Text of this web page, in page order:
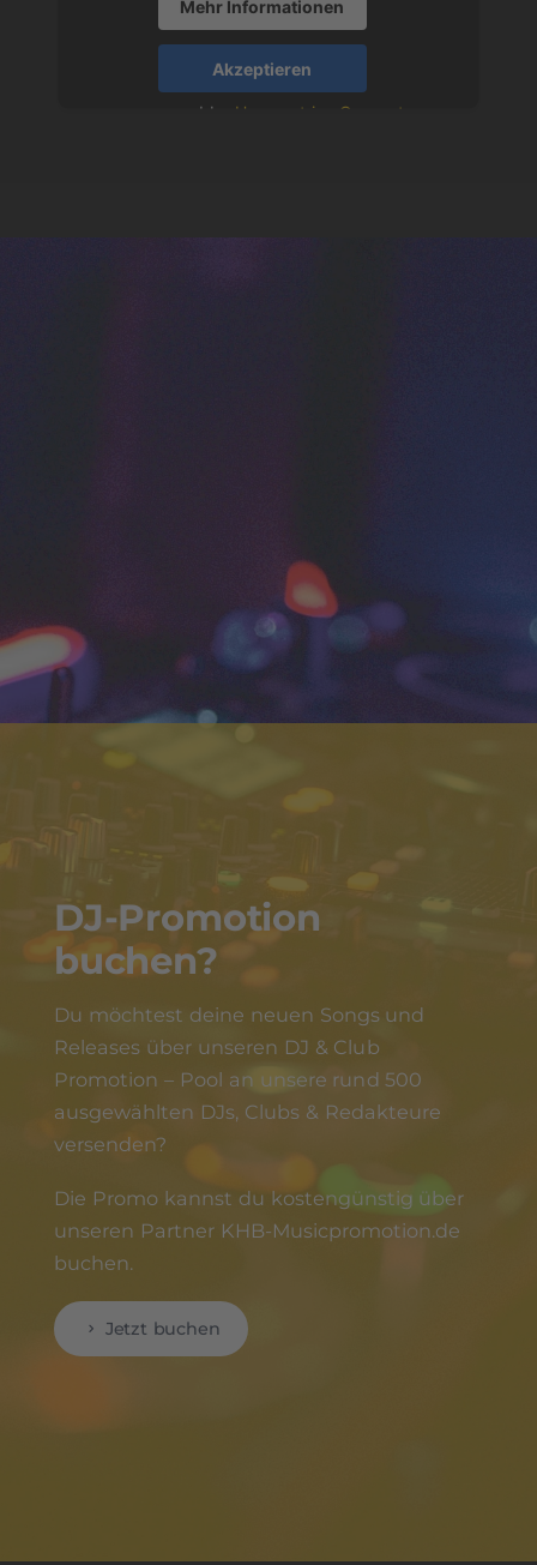
Mehr Informationen
Akzeptieren
powered by Usercentrics Consent
DJ-Promotion
buchen?
Du möchtest deine neuen Songs und
Releases über unseren DJ & Club
Promotion – Pool an unsere rund 500
ausgewählten DJs, Clubs & Redakteure
versenden?
Die Promo kannst du kostengünstig über
unseren Partner KHB-Musicpromotion.de
buchen.
Jetzt buchen